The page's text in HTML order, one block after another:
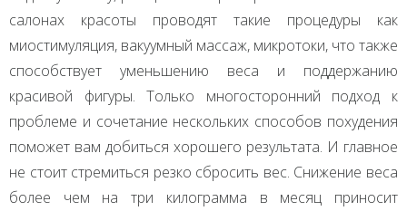
салонах красоты проводят такие процедуры как
миостимуляция, вакуумный массаж, микротоки, что также
способствует уменьшению веса и поддержанию
красивой фигуры. Только многосторонний подход к
проблеме и сочетание нескольких способов похудения
поможет вам добиться хорошего результата. И главное
не стоит стремиться резко сбросить вес. Снижение веса
более чем на три килограмма в месяц приносит